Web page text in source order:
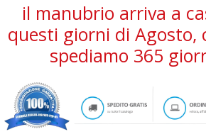
il manubrio arriva a
questi giorni di Agosto,
spediamo 365